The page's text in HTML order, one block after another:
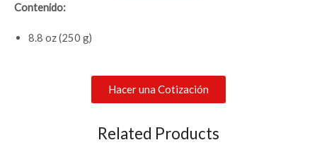
Contenido:
8.8 oz (250 g)
Hacer una Cotización
Related Products